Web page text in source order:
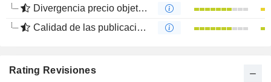
Divergencia precio objetivo
Calidad de las publicaciones
Rating Revisiones